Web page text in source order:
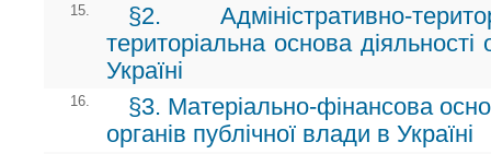
15.
§2. Адміністративно-
територіальна основа діяльності
Україні
16.
§3. Матеріально-фінансова
органів публічної влади в Україні